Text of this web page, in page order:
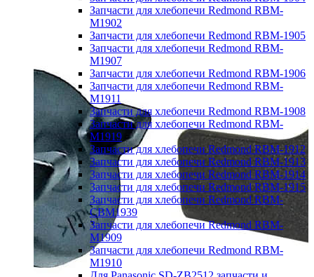
Запчасти для хлебопечи Redmond RBM-
M1902
Запчасти для хлебопечи Redmond RBM-1905
Запчасти для хлебопечи Redmond RBM-
M1907
Запчасти для хлебопечи Redmond RBM-1906
Запчасти для хлебопечи Redmond RBM-
M1911
Запчасти для хлебопечи Redmond RBM-1908
Запчасти для хлебопечи Redmond RBM-
M1919
Запчасти для хлебопечи Redmond RBM-1912
Запчасти для хлебопечи Redmond RBM-1913
Запчасти для хлебопечи Redmond RBM-1914
Запчасти для хлебопечи Redmond RBM-1915
Запчасти для хлебопечи Redmond RBM-
CBM1939
Запчасти для хлебопечи Redmond RBM-
M1909
Запчасти для хлебопечи Redmond RBM-
M1910